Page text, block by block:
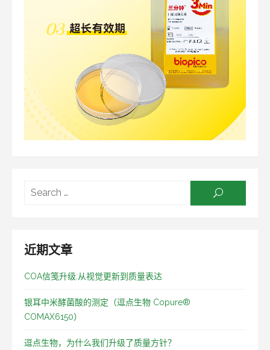
近期文章
COA信笺升级:从视觉更新到质量表达
银耳中米酵菌酸的测定（逗点生物 Copure®
COMAX6150）
逗点生物，为什么我们升级了质量方针？